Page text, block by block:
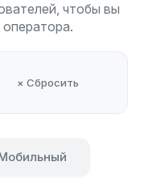
чтобы вы
× Сбросить